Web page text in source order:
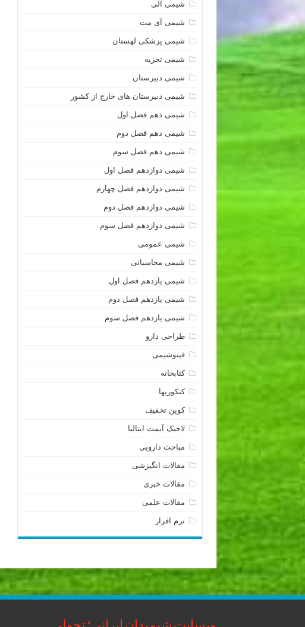
شیمی آلی
شیمی آی مت
شیمی پزشکی لهستان
شیمی تجزیه
شیمی دبیرستان
شیمی دبیرستان های خارج از کشور
شیمی دهم فصل اول
شیمی دهم فصل دوم
شیمی دهم فصل سوم
شیمی دوازدهم فصل اول
شیمی دوازدهم فصل چهارم
شیمی دوازدهم فصل دوم
شیمی دوازدهم فصل سوم
شیمی عمومی
شیمی محاسباتی
شیمی یازدهم فصل اول
شیمی یازدهم فصل دوم
شیمی یازدهم فصل سوم
طراحی دارو
فیتوشیمی
کتابخانه
کنکوریها
کوپن تخفیف
لاجیک آیمت ایتالیا
مباحث دارویی
مقالات انگیزشی
مقالات خبری
مقالات علمی
نرم افزار